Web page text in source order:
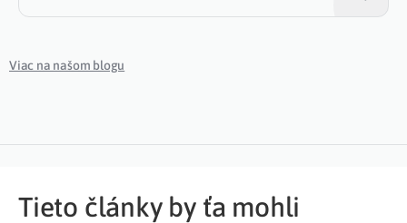
Viac na našom blogu
Tieto články by ťa mohli